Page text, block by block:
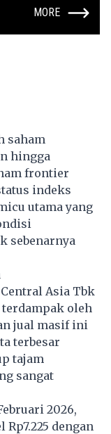
MORE
saham
hingga
frontier
indeks
utama yang
sebenarnya
Asia Tbk
oleh
jual masif ini
terbesar
tajam
sangat
2026,
Rp7.225 dengan